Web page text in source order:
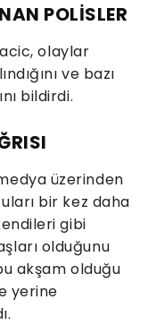
POLİSLER
olaylar
ve bazı
bildirdi.
üzerinden
bir kez daha
gibi
olduğunu
akşam olduğu
yerine